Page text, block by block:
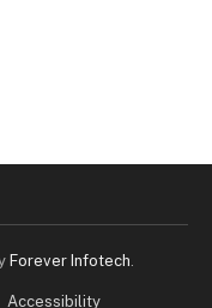
Forever Infotech
Accessibility